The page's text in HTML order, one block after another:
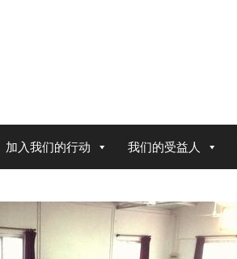
加入我们的行动 我们的受益人